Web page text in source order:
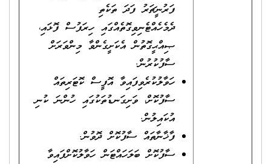
ފަރުނީޗަރު ފަދަ ތަކެތި
ދެމެހެއްޓެނިވިގޮތެއްގައި ހިރަފުސް ފޮޅައި،
ޞިއްޙީގޮތުން އެކަށީގެންވާ މިންވަރަށް
ސާފުކުރުން.
ހަވާލުކުރެވިފައިވާ އޮފީސް ކޮޓަރިތައް
ސާފުކޮށް، ވަށިގަނޑުތަކުގައި ހުންނަ ކުނި
އުކައިލުން.
ފާޚާނާތައް ސާފުކޮށް ދޮވުން.
ސާފުކޮށް ބަލަހައްޓަން ހަވާލުކޮށްފައިވާ